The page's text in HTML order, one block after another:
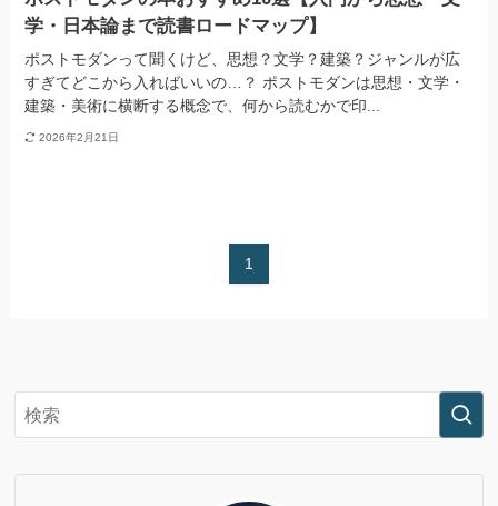
学・日本論まで読書ロードマップ】
ポストモダンって聞くけど、思想？文学？建築？ジャンルが広
すぎてどこから入ればいいの…？ ポストモダンは思想・文学・
建築・美術に横断する概念で、何から読むかで印...
2026年2月21日
1